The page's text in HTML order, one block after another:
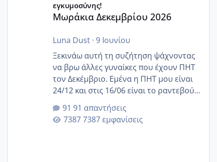
εγκυμοσύνης!
Μωράκια Δεκεμβρίου 2026
Luna Dust· 9 Ιουνίου
Ξεκινάω αυτή τη συζήτηση ψάχνοντας
να βρω άλλες γυναίκες που έχουν ΠΗΤ
τον Δεκέμβριο. Εμένα η ΠΗΤ μου είναι
24/12 και στις 16/06 είναι το ραντεβού
της αυχενικής διαφάνειας. Έχω αρκετό
άγχος και οι μέρες δεν φαίνεται να
περνάνε με τίποτα.
91 απαντήσεις
7387 εμφανίσεις